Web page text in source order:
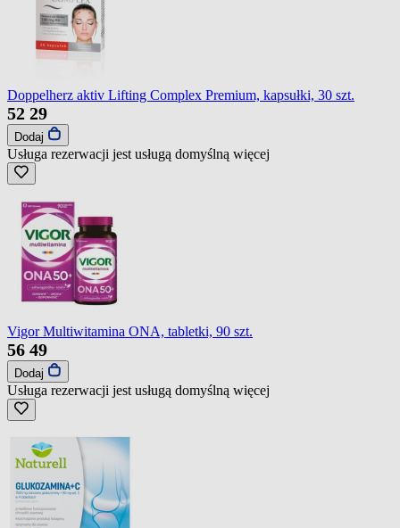
Doppelherz aktiv Lifting Complex Premium, kapsułki, 30 szt.
52 29
Dodaj
Usługa rezerwacji jest usługą domyślną więcej
Vigor Multiwitamina ONA, tabletki, 90 szt.
56 49
Dodaj
Usługa rezerwacji jest usługą domyślną więcej